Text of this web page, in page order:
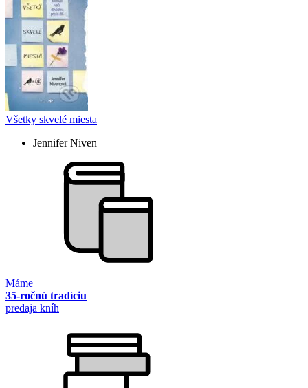
Všetky skvelé miesta
Jennifer Niven
Máme
35-ročnú tradíciu
predaja kníh